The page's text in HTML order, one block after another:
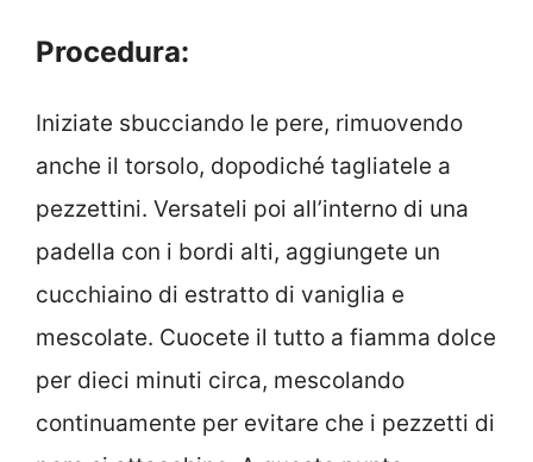
Procedura:
Iniziate sbucciando le pere, rimuovendo
anche il torsolo, dopodiché tagliatele a
pezzettini. Versateli poi all’interno di una
padella con i bordi alti, aggiungete un
cucchiaino di estratto di vaniglia e
mescolate. Cuocete il tutto a fiamma dolce
per dieci minuti circa, mescolando
continuamente per evitare che i pezzetti di